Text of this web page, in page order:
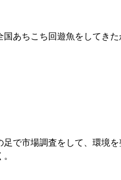
あちこち回遊魚をしてきた
足で市場調査をして、環境